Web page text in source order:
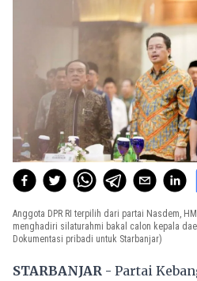
Anggota DPR RI terpilih dari partai Nasdem,
menghadiri silaturahmi bakal calon kepala
Dokumentasi pribadi untuk Starbanjar)
STARBANJAR - Partai